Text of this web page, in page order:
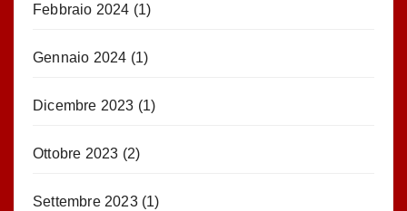
Febbraio 2024 (1)
Gennaio 2024 (1)
Dicembre 2023 (1)
Ottobre 2023 (2)
Settembre 2023(1)